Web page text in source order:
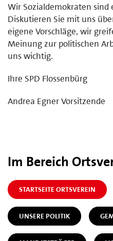
Wir Sozialdemokraten sind
Diskutieren Sie mit uns
eigene Vorschläge, wir
Meinung zur politischen
uns wichtig.
Ihre SPD Flossenbürg
Andrea Egner Vorsitzende
Im Bereich
STARTSEITE ORTSVEREIN
UNSERE POLITIK